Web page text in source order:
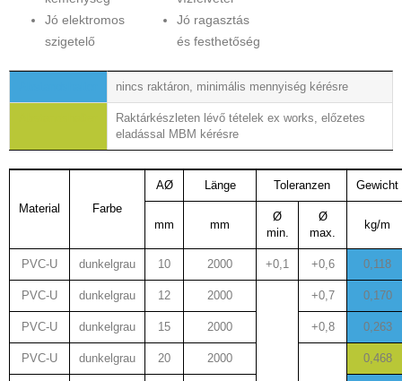
Jó elektromos
szigetelő
Jó ragasztás
és festhetőség
nincs raktáron, minimális mennyiség kérésre
Raktárkészleten lévő tételek ex works, előzetes
eladással MBM kérésre
Material Farbe
AØ Länge Toleranzen Gewicht
mm mm
Ø
min.
Ø
max.
kg/m
PVC-U dunkelgrau 10 2000 +0,1 +0,6 0,118
PVC-U dunkelgrau 12 2000 +0,7 0,170
PVC-U dunkelgrau 15 2000 +0,8 0,263
PVC-U dunkelgrau 20 2000 0,468